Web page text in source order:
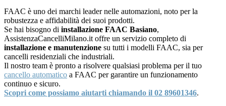
FAAC è uno dei marchi leader nelle automazioni, noto per la
robustezza e affidabilità dei suoi prodotti.
Se hai bisogno di installazione FAAC Basiano,
AssistenzaCancelliMilano.it offre un servizio completo di
installazione e manutenzione su tutti i modelli FAAC, sia per
cancelli residenziali che industriali.
Il nostro team è pronto a risolvere qualsiasi problema per il tuo
cancello automatico a FAAC per garantire un funzionamento
continuo e sicuro.
Scopri come possiamo aiutarti chiamando il 02 89601346.